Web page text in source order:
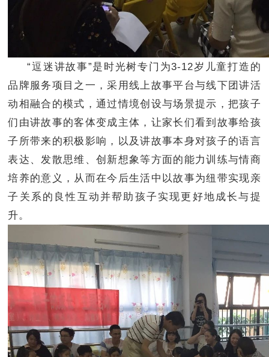
“逗迷讲故事”是时光树专门为3-12岁儿童打造的
品牌服务项目之一，采用线上故事平台与线下团讲活
动相融合的模式，通过情境创设与场景提示，把孩子
们由讲故事的客体变成主体，让家长们看到故事给孩
子所带来的积极影响，以及讲故事本身对孩子的语言
表达、发散思维、创新想象等方面的能力训练与情商
培养的意义，从而在今后生活中以故事为纽带实现亲
子关系的良性互动并帮助孩子实现更好地成长与提
升。